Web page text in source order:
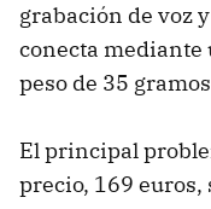
grabación de voz
conecta mediante
peso de 35
El principal
precio, 169 euros,